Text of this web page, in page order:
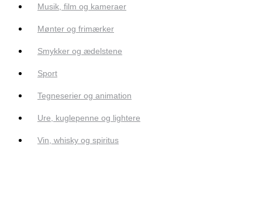
Musik, film og kameraer
Mønter og frimærker
Smykker og ædelstene
Sport
Tegneserier og animation
Ure, kuglepenne og lightere
Vin, whisky og spiritus